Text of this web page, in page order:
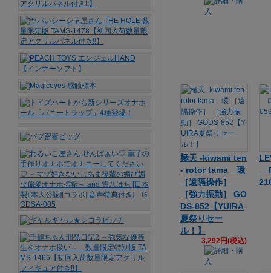
極天 -kiwami ten
- rotor tama 環
［遠隔操作］
［強力振動］ GO
DS-852【YUIRA
夏祭りセー
ル！】
3,292円(税込)